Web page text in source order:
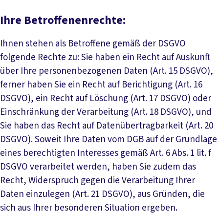
Ihre Betroffenenrechte:
Ihnen stehen als Betroffene gemäß der DSGVO
folgende Rechte zu: Sie haben ein Recht auf Auskunft
über Ihre personenbezogenen Daten (Art. 15 DSGVO),
ferner haben Sie ein Recht auf Berichtigung (Art. 16
DSGVO), ein Recht auf Löschung (Art. 17 DSGVO) oder
Einschränkung der Verarbeitung (Art. 18 DSGVO), und
Sie haben das Recht auf Datenübertragbarkeit (Art. 20
DSGVO). Soweit Ihre Daten vom DGB auf der Grundlage
eines berechtigten Interesses gemäß Art. 6 Abs. 1 lit. f
DSGVO verarbeitet werden, haben Sie zudem das
Recht, Widerspruch gegen die Verarbeitung Ihrer
Daten einzulegen (Art. 21 DSGVO), aus Gründen, die
sich aus Ihrer besonderen Situation ergeben.